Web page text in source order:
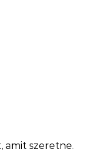
amit szeretne.